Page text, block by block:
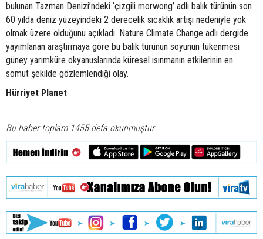
bulunan Tazman Denizi’ndeki ‘çizgili morwong’ adlı balık türünün son
60 yılda deniz yüzeyindeki 2 derecelik sıcaklık artışı nedeniyle yok
olmak üzere olduğunu açıkladı. Nature Climate Change adlı dergide
yayımlanan araştırmaya göre bu balık türünün soyunun tükenmesi
güney yarımküre okyanuslarında küresel ısınmanın etkilerinin en
somut şekilde gözlemlendiği olay.
Hürriyet Planet
Bu haber toplam 1455 defa okunmuştur